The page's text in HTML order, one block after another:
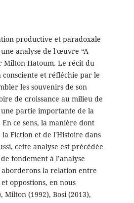
productive et paradoxale
analyse de l'œuvre “A
Milton Hatoum. Le récit du
et réfléchie par le
les souvenirs de son
de croissance au milieu de
partie importante de la
ce sens, la manière dont
Fiction et de l'Histoire dans
cette analyse est précédée
fondement à l’analyse
la relation entre
oppostions, en nous
(1992), Bosi (2013),